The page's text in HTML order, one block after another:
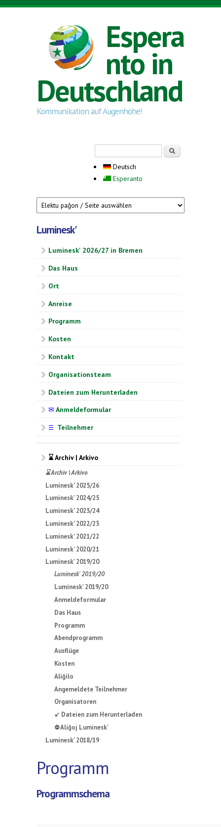
Direkt zum Inhalt
Espera
nto in
Deutschland
Kommunikation auf Augenhöhe!
Deutsch
Esperanto
Luminesk'
Luminesk' 2026/27 in Bremen
Das Haus
Ort
Anreise
Programm
Kosten
Kontakt
Organisationsteam
Dateien zum Herunterladen
✉ Anmeldeformular
☰ Teilnehmer
⌛ Archiv | Arkivo
⌛ Archiv | Arkivo
Luminesk' 2025/26
Luminesk' 2024/25
Luminesk' 2023/24
Luminesk' 2022/23
Luminesk' 2021/22
Luminesk' 2020/21
Luminesk' 2019/20
Luminesk' 2019/20
Luminesk' 2019/20
Anmeldeformular
Das Haus
Programm
Abendprogramm
Ausflüge
Kosten
Aliĝilo
Angemeldete Teilnehmer
Organisatoren
↙ Dateien zum Herunterladen
⛔ Aliĝoj Luminesk'
Luminesk' 2018/19
Programm
Programmschema